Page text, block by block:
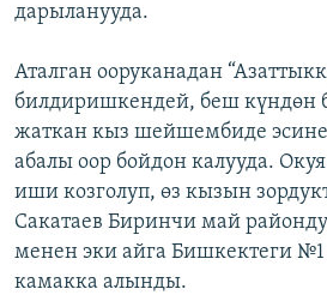
дарыланууда.
Аталган ооруканадан
билдиришкендей, беш күндөн
жаткан кыз шейшембиде
абалы оор бойдон калууда.
иши козголуп, өз кызын
Сакатаев Биринчи май
менен эки айга Бишкектеги №1
камакка алынды.